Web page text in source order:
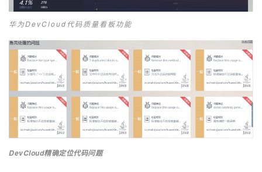
华为DevCloud代码质量看板功能
DevCloud精确定位代码问题